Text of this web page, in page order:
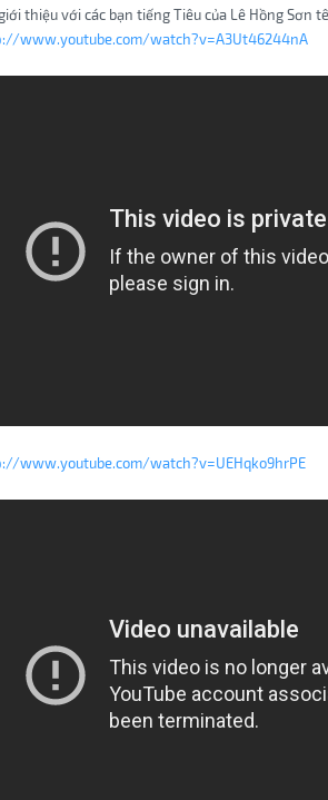
thiệu với các bạn tiếng Tiêu của Lê Hồng Sơn
www.youtube.com/watch?v=A3Ut46244nA
www.youtube.com/watch?v=UEHqko9hrPE